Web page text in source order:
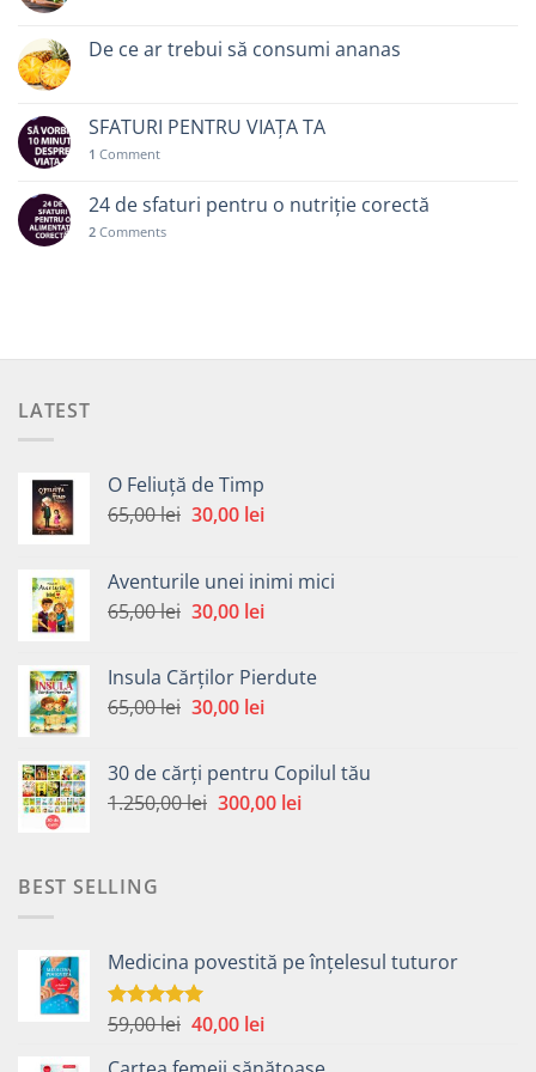
De ce ar trebui să consumi ananas
SFATURI PENTRU VIAȚA TA
1 Comment
24 de sfaturi pentru o nutriție corectă
2 Comments
LATEST
O Feliuță de Timp
65,00lei Prețul
fost:
65,00 lei.
30,00 leiPrețul
30,00 lei.
Aventurile unei inimi mici
65,00lei Prețul
fost:
65,00 lei.
30,00 leiPrețul
30,00 lei.
Insula Cărților Pierdute
65,00lei Prețul
fost:
65,00 lei.
30,00 leiPrețul
30,00 lei.
30 de cărți pentru Copilul tău
1.250,00lei Prețul
300,00 leiPrețul
BEST SELLING
Medicina povestită pe înțelesul tuturor
Evaluat la
59,00lei Prețul
40,00 leiPrețul